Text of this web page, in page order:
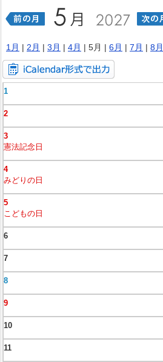
1月 | 2月 | 3月 | 4月 | 5月 | 6月 | 7月 | 8月
1
2
3
憲法記念日
4
みどりの日
5
こどもの日
6
7
8
9
10
11